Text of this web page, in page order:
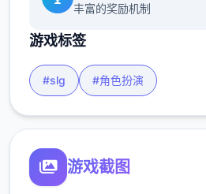
丰富的奖励机制
游戏标签
#slg #角色扮演
游戏截图